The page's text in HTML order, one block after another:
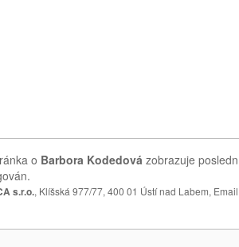
o Barbora Kodedová zobrazuje
s.r.o., Klíšská 977/77, 400 01 Ústí nad Labem,